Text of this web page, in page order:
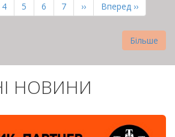
Page
4 Page
5 Page
6 Page
7
Наступна
сторінка
››
Остання
сторінка
Вперед ››
Більше
НОВИНИ